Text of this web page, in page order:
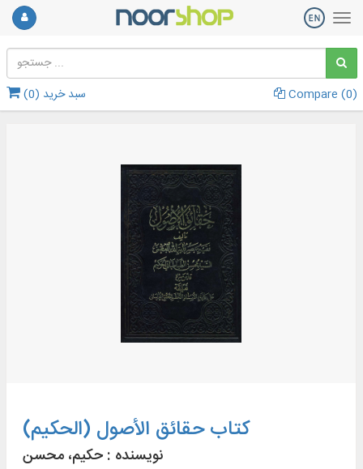
سبد خرید (0
) Compare (0)
کتاب حقائق الأصول (الحکيم)
نویسنده : حکیم، محسن